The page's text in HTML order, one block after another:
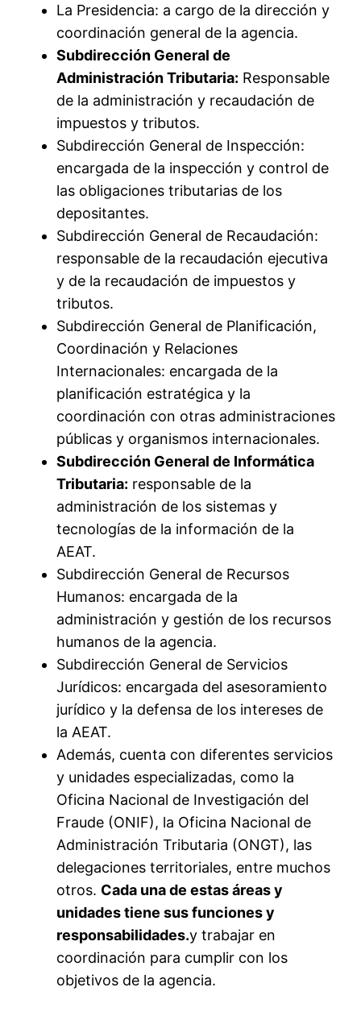
La Presidencia: a cargo de la dirección y
coordinación general de la agencia.
Subdirección General de
Administración Tributaria: Responsable
de la administración y recaudación de
impuestos y tributos.
Subdirección General de Inspección:
encargada de la inspección y control de
las obligaciones tributarias de los
depositantes.
Subdirección General de Recaudación:
responsable de la recaudación ejecutiva
y de la recaudación de impuestos y
tributos.
Subdirección General de Planificación,
Coordinación y Relaciones
Internacionales: encargada de la
planificación estratégica y la
coordinación con otras administraciones
públicas y organismos internacionales.
Subdirección General de Informática
Tributaria: responsable de la
administración de los sistemas y
tecnologías de la información de la
AEAT.
Subdirección General de Recursos
Humanos: encargada de la
administración y gestión de los recursos
humanos de la agencia.
Subdirección General de Servicios
Jurídicos: encargada del asesoramiento
jurídico y la defensa de los intereses de
la AEAT.
Además, cuenta con diferentes servicios
y unidades especializadas, como la
Oficina Nacional de Investigación del
Fraude (ONIF), la Oficina Nacional de
Administración Tributaria (ONGT), las
delegaciones territoriales, entre muchos
otros. Cada una de estas áreas y
unidades tiene sus funciones y
responsabilidades.y trabajar en
coordinación para cumplir con los
objetivos de la agencia.